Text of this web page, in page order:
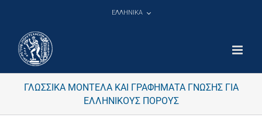
ΕΛΛΗΝΙΚΑ
ΓΛΩΣΣΙΚΑ ΜΟΝΤΕΛΑ ΚΑΙ ΓΡΑΦΗΜΑΤΑ ΓΝΩΣΗΣ ΓΙΑ
ΕΛΛΗΝΙΚΟΥΣ ΠΟΡΟΥΣ